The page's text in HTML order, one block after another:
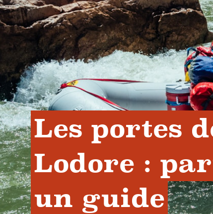
Les portes
Lodore :
un guide